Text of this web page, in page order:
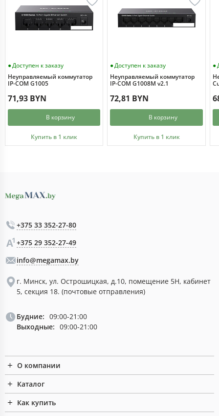
Доступен к заказу
Неуправляемый коммутатор
IP-COM G1005
71,93 BYN
В корзину
Купить в 1 клик
Доступен к заказу
Неуправляемый коммутатор
IP-COM G1008M v2.1
72,81 BYN
В корзину
Купить в 1 клик
+375 33 352-27-80
+375 29 352-27-49
info@megamax.by
г. Минск, ул. Острошицкая, д.10, помещение 5Н, кабинет
5, секция 18. (почтовые отправления)
Будние: 09:00-21:00
Выходные: 09:00-21:00
О компании
Каталог
Как купить